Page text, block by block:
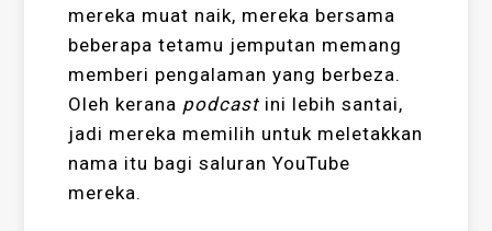
mereka muat naik, mereka bersama
beberapa tetamu jemputan memang
memberi pengalaman yang berbeza.
Oleh kerana podcast ini lebih santai,
jadi mereka memilih untuk meletakkan
nama itu bagi saluran YouTube
mereka.